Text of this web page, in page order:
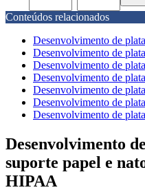
Conteúdos relacionados
Desenvolvimento de
Desenvolvimento de
Desenvolvimento de
Desenvolvimento de
Desenvolvimento de
Desenvolvimento de
Desenvolvimento de
Desenvolvimento
suporte papel e
HIPAA